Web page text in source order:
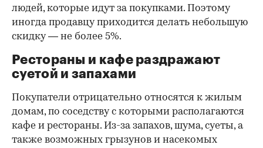
людей, которые идут за покупками. Поэтому
иногда продавцу приходится делать небольшую
скидку — не более 5%.
Рестораны и кафе раздражают
суетой и запахами
Покупатели отрицательно относятся к жилым
домам, по соседству с которыми располагаются
кафе и рестораны. Из-за запахов, шума, суеты, а
также возможных грызунов и насекомых